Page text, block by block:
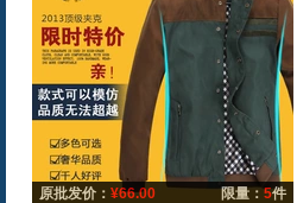
原批发价： ¥66.00 限量：5件